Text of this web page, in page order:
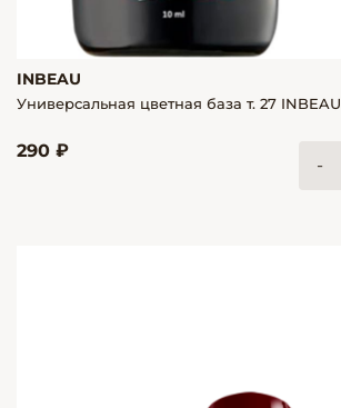
INBEAU
Универсальная цветная база т. 27 INBEAU
290 ₽
-